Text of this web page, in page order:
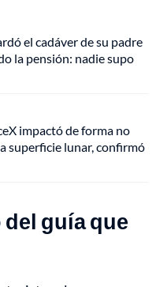
el cadáver de su padre
la pensión: nadie supo
impactó de forma no
superficie lunar, confirmó
guía que